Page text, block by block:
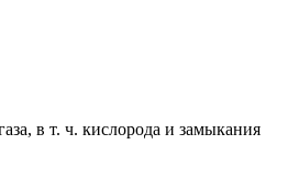
в т. ч. кислорода и замыкания